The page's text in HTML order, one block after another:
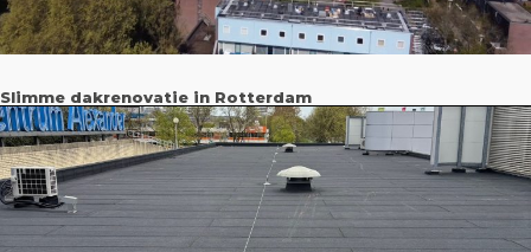
Slimme dakrenovatie in Rotterdam